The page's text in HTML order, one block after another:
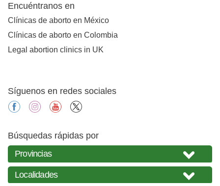
Encuéntranos en
Clínicas de aborto en México
Clínicas de aborto en Colombia
Legal abortion clinics in UK
Síguenos en redes sociales
facebookinstagramyoutube
Búsquedas rápidas por